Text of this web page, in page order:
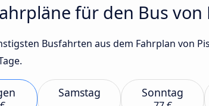
für den Bus von
Busfahrten aus dem Fahrplan von
Samstag Sonntag